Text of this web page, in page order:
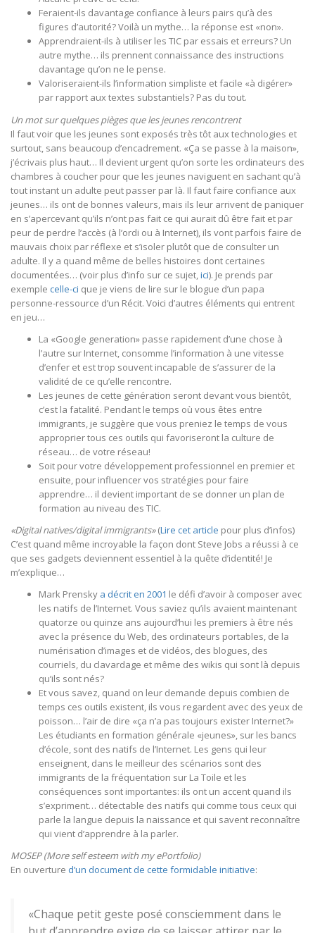
Feraient-ils davantage confiance à leurs pairs qu’à des
figures d’autorité? Voilà un mythe… la réponse est «non».
Apprendraient-ils à utiliser les TIC par essais et erreurs? Un
autre mythe… ils prennent connaissance des instructions
davantage qu’on ne le pense.
Valoriseraient-ils l’information simpliste et facile «à digérer»
par rapport aux textes substantiels? Pas du tout.
Un mot sur quelques pièges que les jeunes rencontrent
Il faut voir que les jeunes sont exposés très tôt aux technologies et
surtout, sans beaucoup d’encadrement. «Ça se passe à la maison»,
j’écrivais plus haut… Il devient urgent qu’on sorte les ordinateurs des
chambres à coucher pour que les jeunes naviguent en sachant qu’à
tout instant un adulte peut passer par là. Il faut faire confiance aux
jeunes… ils ont de bonnes valeurs, mais ils leur arrivent de paniquer
en s’apercevant qu’ils n’ont pas fait ce qui aurait dû être fait et par
peur de perdre l’accès (à l’ordi ou à Internet), ils vont parfois faire de
mauvais choix par réflexe et s’isoler plutôt que de consulter un
adulte. Il y a quand même de belles histoires dont certaines
documentées… (voir plus d’info sur ce sujet, ici). Je prends par
exemple celle-ci que je viens de lire sur le blogue d’un papa
personne-ressource d’un Récit. Voici d’autres éléments qui entrent
en jeu…
La «Google generation» passe rapidement d’une chose à
l’autre sur Internet, consomme l’information à une vitesse
d’enfer et est trop souvent incapable de s’assurer de la
validité de ce qu’elle rencontre.
Les jeunes de cette génération seront devant vous bientôt,
c’est la fatalité. Pendant le temps où vous êtes entre
immigrants, je suggère que vous preniez le temps de vous
approprier tous ces outils qui favoriseront la culture de
réseau… de votre réseau!
Soit pour votre développement professionnel en premier et
ensuite, pour influencer vos stratégies pour faire
apprendre… il devient important de se donner un plan de
formation au niveau des TIC.
«Digital natives/digital immigrants»(Lire cet article pour plus d’infos)
C’est quand même incroyable la façon dont Steve Jobs a réussi à ce
que ses gadgets deviennent essentiel à la quête d’identité! Je
m’explique…
Mark Prensky a décrit en 2001 le défi d’avoir à composer avec
les natifs de l’Internet. Vous saviez qu’ils avaient maintenant
quatorze ou quinze ans aujourd’hui les premiers à être nés
avec la présence du Web, des ordinateurs portables, de la
numérisation d’images et de vidéos, des blogues, des
courriels, du clavardage et même des wikis qui sont là depuis
qu’ils sont nés?
Et vous savez, quand on leur demande depuis combien de
temps ces outils existent, ils vous regardent avec des yeux de
poisson… l’air de dire «ça n’a pas toujours exister Internet?»
Les étudiants en formation générale «jeunes», sur les bancs
d’école, sont des natifs de l’Internet. Les gens qui leur
enseignent, dans le meilleur des scénarios sont des
immigrants de la fréquentation sur La Toile et les
conséquences sont importantes: ils ont un accent quand ils
s’expriment… détectable des natifs qui comme tous ceux qui
parle la langue depuis la naissance et qui savent reconnaître
qui vient d’apprendre à la parler.
MOSEP (More self esteem with my ePortfolio)
En ouverture d’un document de cette formidable initiative:
«Chaque petit geste posé consciemment dans le